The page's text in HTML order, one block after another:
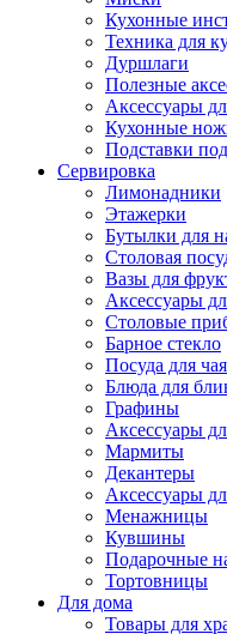
Кухонные
Техника для
Дуршлаги
Полезные
Аксессуары
Кухонные
Подставки
Сервировка
Лимонадники
Этажерки
Бутылки для
Столовая
Вазы для
Аксессуары
Столовые
Барное стекло
Посуда для
Блюда для
Графины
Аксессуары
Мармиты
Декантеры
Аксессуары
Менажницы
Кувшины
Подарочные
Тортовницы
Для дома
Товары для